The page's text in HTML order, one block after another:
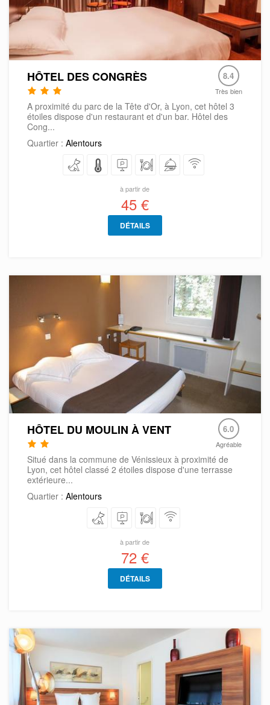
HÔTEL DES CONGRÈS 8.4
Très bien
A proximité du parc de la Tête d'Or, à Lyon, cet hôtel 3
étoiles dispose d'un restaurant et d'un bar. Hôtel des
Cong...
Quartier : Alentours
à partir de
45 €
DÉTAILS
HÔTEL DU MOULIN À VENT 6.0
Agréable
Situé dans la commune de Vénissieux à proximité de
Lyon, cet hôtel classé 2 étoiles dispose d'une terrasse
extérieure...
Quartier : Alentours
à partir de
72 €
DÉTAILS